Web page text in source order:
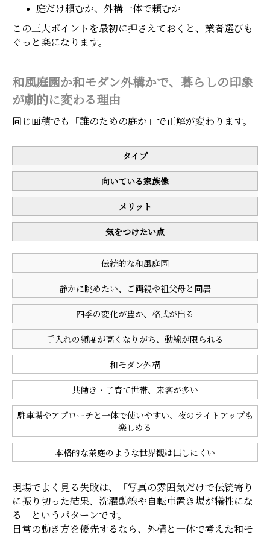
庭だけ頼むか、外構一体で頼むか
この三大ポイントを最初に押さえておくと、業者選びも
ぐっと楽になります。
和風庭園か和モダン外構かで、暮らしの印象
が劇的に変わる理由
同じ面積でも「誰のための庭か」で正解が変わります。
タイプ
向いている家族像
メリット
気をつけたい点
伝統的な和風庭園
静かに眺めたい、ご両親や祖父母と同居
四季の変化が豊か、格式が出る
手入れの頻度が高くなりがち、動線が限られる
和モダン外構
共働き・子育て世帯、来客が多い
駐車場やアプローチと一体で使いやすい、夜のライトアップも
楽しめる
本格的な茶庭のような世界観は出しにくい
現場でよく見る失敗は、「写真の雰囲気だけで伝統寄り
に振り切った結果、洗濯動線や自転車置き場が犠牲にな
る」というパターンです。
日常の動き方を優先するなら、外構と一体で考えた和モ